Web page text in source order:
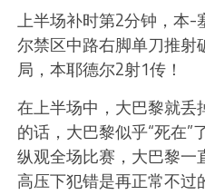
上半场补时第2分钟，本-
尔禁区中路右脚单刀推
局，本耶德尔2射1传！
在上半场中，大巴黎就
的话，大巴黎似乎“死在”
纵观全场比赛，大巴黎
高压下犯错是再正常不过